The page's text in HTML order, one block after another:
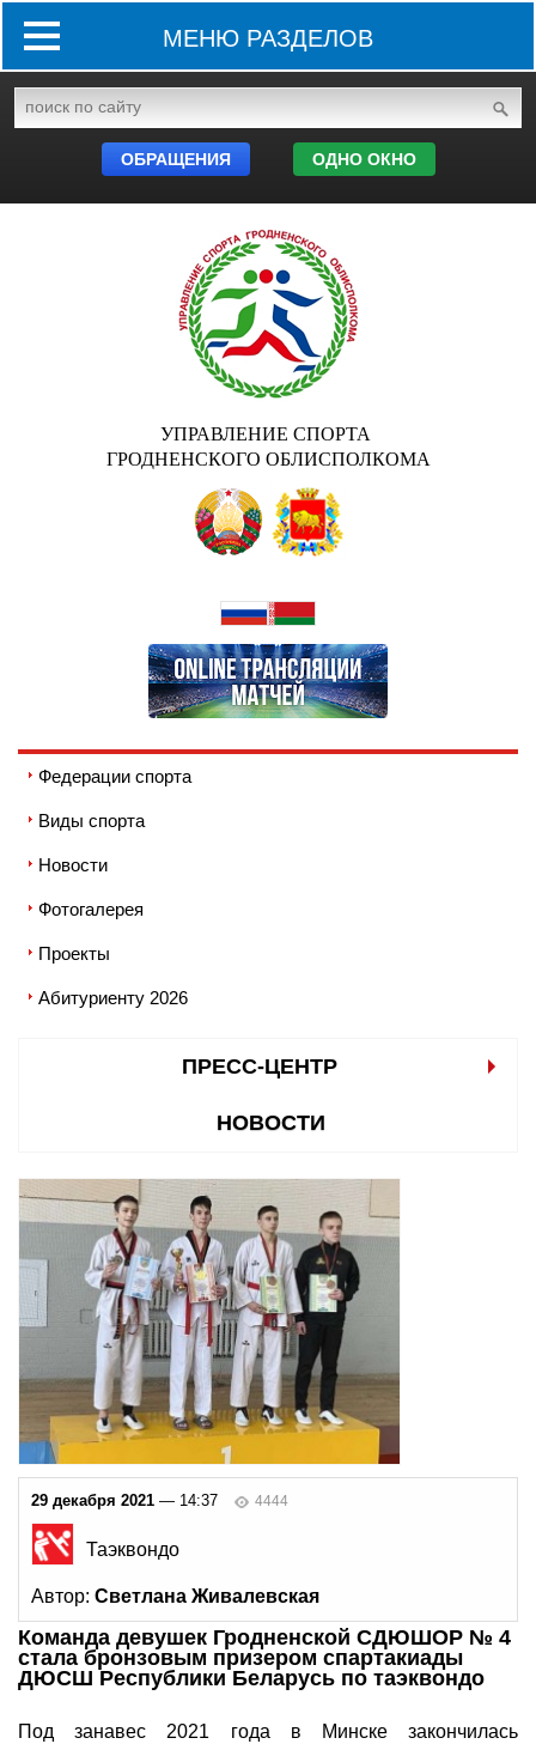
МЕНЮ РАЗДЕЛОВ
ОБРАЩЕНИЯ ОДНО ОКНО
УПРАВЛЕНИЕ СПОРТА
ГРОДНЕНСКОГО ОБЛИСПОЛКОМА
Федерации спорта
Виды спорта
Новости
Фотогалерея
Проекты
Абитуриенту 2026
ПРЕСС-ЦЕНТР
НОВОСТИ
29 декабря 2021 — 14:37 4444
Таэквондо
Автор: Светлана Живалевская
Команда девушек Гродненской СДЮШОР № 4
стала бронзовым призером спартакиады
ДЮСШ Республики Беларусь по таэквондо
Под занавес 2021 года в Минске закончилась